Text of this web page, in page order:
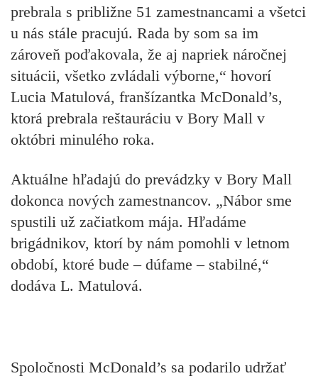
prebrala s približne 51 zamestnancami a všetci
u nás stále pracujú. Rada by som sa im
zároveň poďakovala, že aj napriek náročnej
situácii, všetko zvládali výborne,“ hovorí
Lucia Matulová, franšízantka McDonald’s,
ktorá prebrala reštauráciu v Bory Mall v
októbri minulého roka.
Aktuálne hľadajú do prevádzky v Bory Mall
dokonca nových zamestnancov. „Nábor sme
spustili už začiatkom mája. Hľadáme
brigádnikov, ktorí by nám pomohli v letnom
období, ktoré bude – dúfame – stabilné,“
dodáva L. Matulová.
Spoločnosti McDonald’s sa podarilo udržať